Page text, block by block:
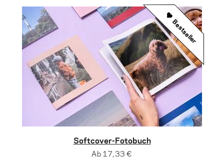
Softcover-Fotobuch
Ab17,33 €
Bestseller